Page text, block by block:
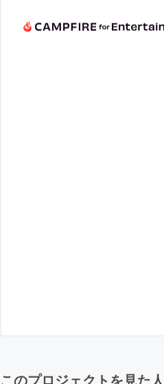
このプロジェクトを見た